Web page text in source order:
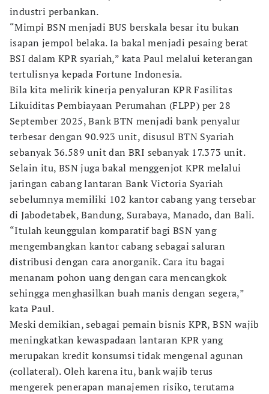
industri perbankan.
“Mimpi BSN menjadi BUS berskala besar itu bukan
isapan jempol belaka. Ia bakal menjadi pesaing berat
BSI dalam KPR syariah,” kata Paul melalui keterangan
tertulisnya kepada Fortune Indonesia.
Bila kita melirik kinerja penyaluran KPR Fasilitas
Likuiditas Pembiayaan Perumahan (FLPP) per 28
September 2025, Bank BTN menjadi bank penyalur
terbesar dengan 90.923 unit, disusul BTN Syariah
sebanyak 36.589 unit dan BRI sebanyak 17.373 unit.
Selain itu, BSN juga bakal menggenjot KPR melalui
jaringan cabang lantaran Bank Victoria Syariah
sebelumnya memiliki 102 kantor cabang yang tersebar
di Jabodetabek, Bandung, Surabaya, Manado, dan Bali.
“Itulah keunggulan komparatif bagi BSN yang
mengembangkan kantor cabang sebagai saluran
distribusi dengan cara anorganik. Cara itu bagai
menanam pohon uang dengan cara mencangkok
sehingga menghasilkan buah manis dengan segera,”
kata Paul.
Meski demikian, sebagai pemain bisnis KPR, BSN wajib
meningkatkan kewaspadaan lantaran KPR yang
merupakan kredit konsumsi tidak mengenal agunan
(collateral). Oleh karena itu, bank wajib terus
mengerek penerapan manajemen risiko, terutama